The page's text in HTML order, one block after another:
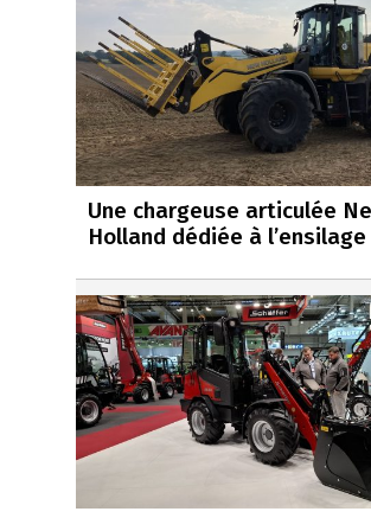
Une chargeuse articulée
Holland dédiée à l’ensilage